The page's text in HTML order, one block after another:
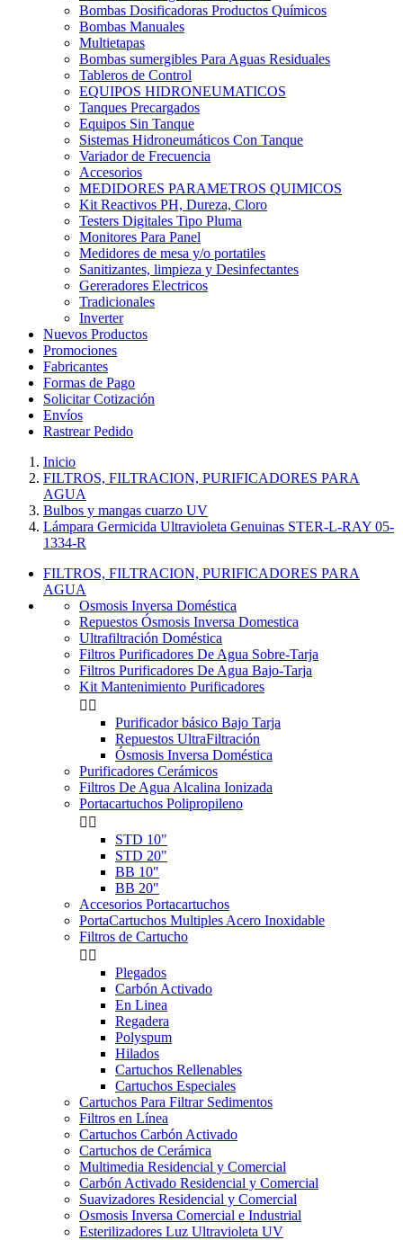
Bombas Dosificadoras Productos Químicos
Bombas Manuales
Multietapas
Bombas sumergibles Para Aguas Residuales
Tableros de Control
EQUIPOS HIDRONEUMATICOS
Tanques Precargados
Equipos Sin Tanque
Sistemas Hidroneumáticos Con Tanque
Variador de Frecuencia
Accesorios
MEDIDORES PARAMETROS QUIMICOS
Kit Reactivos PH, Dureza, Cloro
Testers Digitales Tipo Pluma
Monitores Para Panel
Medidores de mesa y/o portatiles
Sanitizantes, limpieza y Desinfectantes
Gereradores Electricos
Tradicionales
Inverter
Nuevos Productos
Promociones
Fabricantes
Formas de Pago
Solicitar Cotización
Envíos
Rastrear Pedido
Inicio
FILTROS, FILTRACION, PURIFICADORES PARA
AGUA
Bulbos y mangas cuarzo UV
Lámpara Germicida Ultravioleta Genuinas STER-L-RAY 05-
1334-R
FILTROS, FILTRACION, PURIFICADORES PARA
AGUA
Osmosis Inversa Doméstica
Repuestos Ósmosis Inversa Domestica
Ultrafiltración Doméstica
Filtros Purificadores De Agua Sobre-Tarja
Filtros Purificadores De Agua Bajo-Tarja
Kit Mantenimiento Purificadores
 
Purificador básico Bajo Tarja
Repuestos UltraFiltración
Ósmosis Inversa Doméstica
Purificadores Cerámicos
Filtros De Agua Alcalina Ionizada
Portacartuchos Polipropileno
 
STD 10"
STD 20"
BB 10"
BB 20"
Accesorios Portacartuchos
PortaCartuchos Multiples Acero Inoxidable
Filtros de Cartucho
 
Plegados
Carbón Activado
En Linea
Regadera
Polyspum
Hilados
Cartuchos Rellenables
Cartuchos Especiales
Cartuchos Para Filtrar Sedimentos
Filtros en Línea
Cartuchos Carbón Activado
Cartuchos de Cerámica
Multimedia Residencial y Comercial
Carbón Activado Residencial y Comercial
Suavizadores Residencial y Comercial
Osmosis Inversa Comercial e Industrial
Esterilizadores Luz Ultravioleta UV